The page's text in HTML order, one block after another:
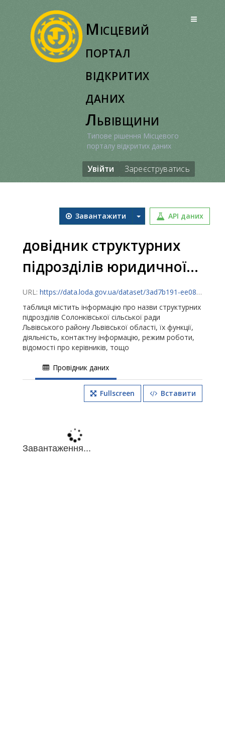
Місцевий
портал
відкритих
даних
Львівщини
Типове рішення Місцевого
порталу відкритих даних
Увійти Зареєструватись
Завантажити API даних
довідник структурних
підрозділів юридичної...
URL: https://data.loda.gov.ua/dataset/3ad7b191-ee08-449c-ad2d-f9748eb08b5b/resource/0b707600-a409-482f-9dfd-22e99d713409/download/organizationunits_05112024.csv
таблиця містить інформацію про назви структурних
підрозділів Солонківської сільської ради
Львівського району Львівської області, їх функції,
діяльність, контактну інформацію, режим роботи,
відомості про керівників, тощо
Провідник даних
Fullscreen Вставити